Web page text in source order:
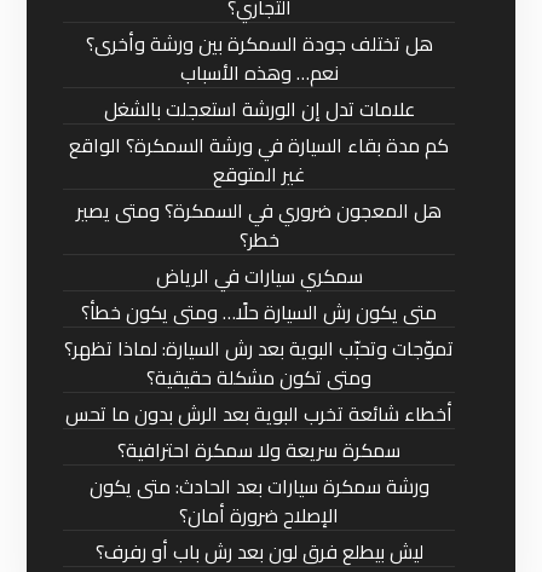
التجاري؟
هل تختلف جودة السمكرة بين ورشة وأخرى؟
نعم… وهذه الأسباب
علامات تدل إن الورشة استعجلت بالشغل
كم مدة بقاء السيارة في ورشة السمكرة؟ الواقع
غير المتوقع
هل المعجون ضروري في السمكرة؟ ومتى يصير
خطر؟
سمكري سيارات في الرياض
متى يكون رش السيارة حلًا… ومتى يكون خطأ؟
تموّجات وتحبّب البوية بعد رش السيارة: لماذا تظهر؟
ومتى تكون مشكلة حقيقية؟
أخطاء شائعة تخرب البوية بعد الرش بدون ما تحس
سمكرة سريعة ولا سمكرة احترافية؟
ورشة سمكرة سيارات بعد الحادث: متى يكون
الإصلاح ضرورة أمان؟
ليش بيطلع فرق لون بعد رش باب أو رفرف؟